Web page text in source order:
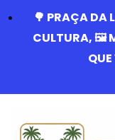
🌳 PRAÇA DA
CULTURA, 🖼️